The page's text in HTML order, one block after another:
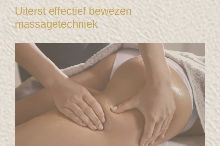
Uiterst effectief bewezen
massagetechniek